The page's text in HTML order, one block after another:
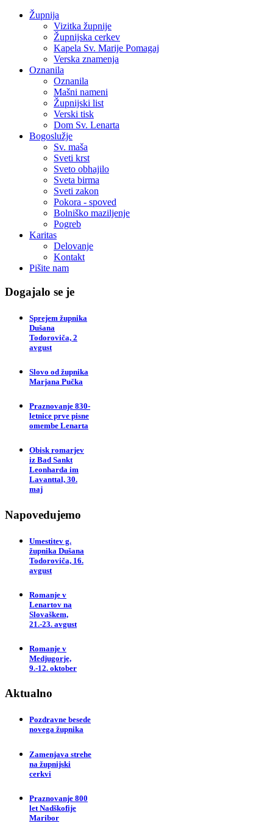
Župnija
Vizitka župnije
Župnijska cerkev
Kapela Sv. Marije Pomagaj
Verska znamenja
Oznanila
Oznanila
Mašni nameni
Župnijski list
Verski tisk
Dom Sv. Lenarta
Bogoslužje
Sv. maša
Sveti krst
Sveto obhajilo
Sveta birma
Sveti zakon
Pokora - spoved
Bolniško maziljenje
Pogreb
Karitas
Delovanje
Kontakt
Pišite nam
Dogajalo se je
Sprejem župnika
Dušana
Todoroviča, 2
avgust
Slovo od župnika
Marjana Pučka
Praznovanje 830-
letnice prve pisne
omembe Lenarta
Obisk romarjev
iz Bad Sankt
Leonharda im
Lavanttal, 30.
maj
Napovedujemo
Umestitev g.
župnika Dušana
Todoroviča, 16.
avgust
Romanje v
Lenartov na
Slovaškem,
21.-23. avgust
Romanje v
Medjugorje,
9.-12. oktober
Aktualno
Pozdravne besede
novega župnika
Zamenjava strehe
na župnijski
cerkvi
Praznovanje 800
let Nadškofije
Maribor